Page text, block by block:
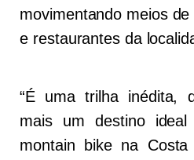
movimentando meios
e restaurantes da
“É uma trilha inédita,
mais um destino
montain bike na